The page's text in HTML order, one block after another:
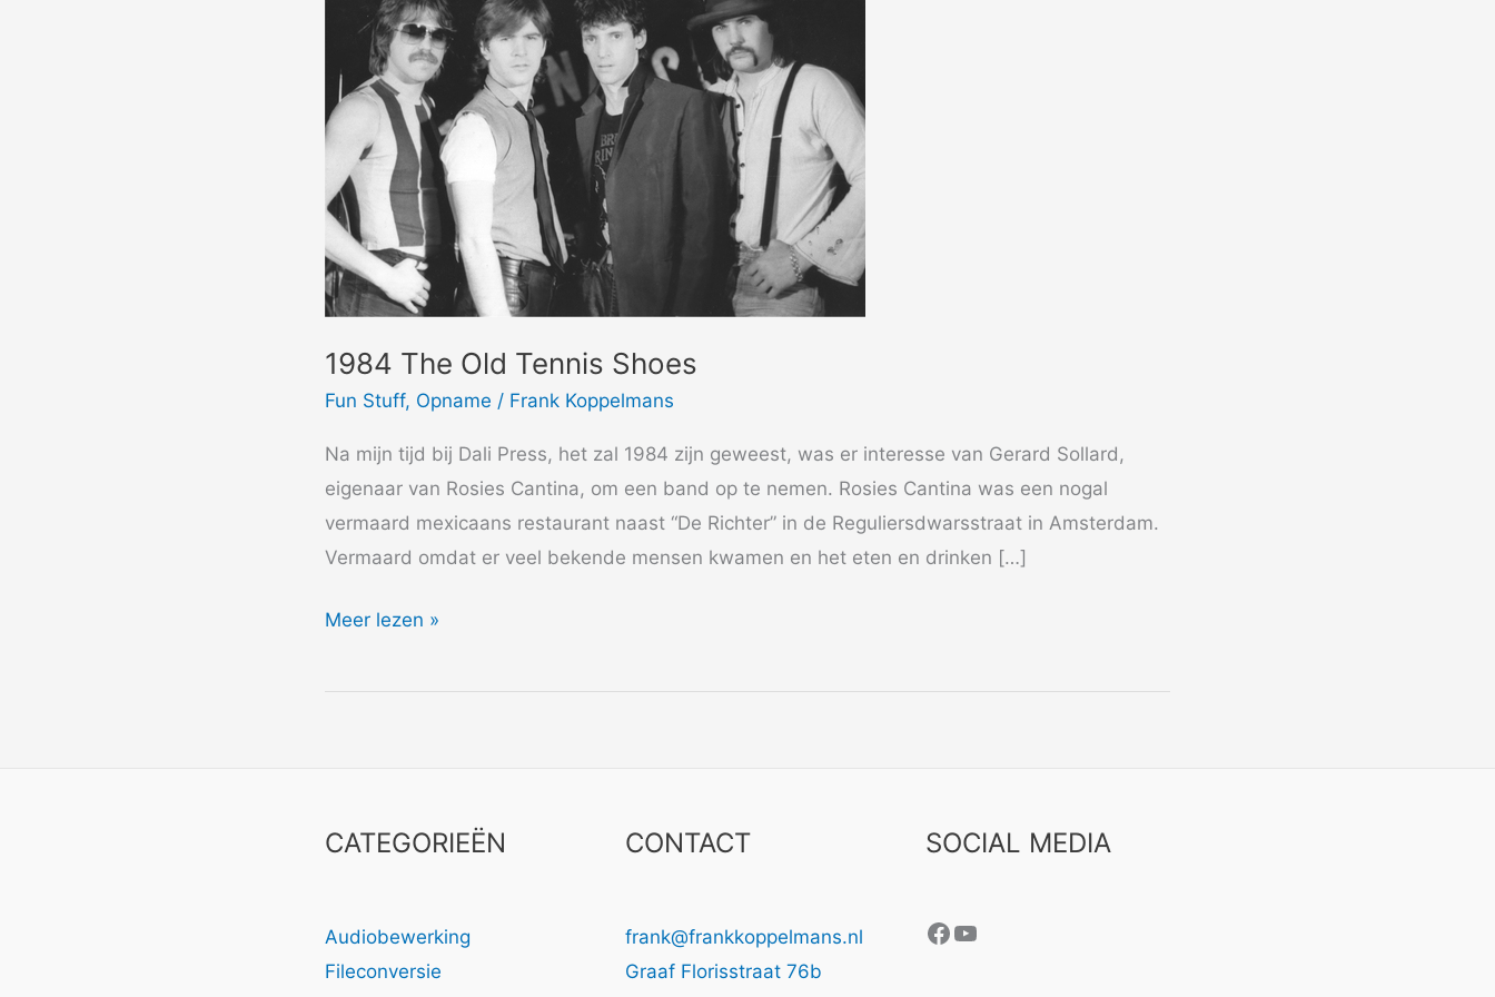
1984 The Old Tennis Shoes
Fun Stuff, Opname / Frank Koppelmans
Na mijn tijd bij Dali Press, het zal 1984 zijn geweest, was er interesse van Gerard Sollard,
eigenaar van Rosies Cantina, om een band op te nemen. Rosies Cantina was een nogal
vermaard mexicaans restaurant naast “De Richter” in de Reguliersdwarsstraat in Amsterdam.
Vermaard omdat er veel bekende mensen kwamen en het eten en drinken […]
1984
Old
Meer lezen »
CATEGORIEËN
Audiobewerking
Fileconversie
CONTACT
frank@frankkoppelmans.nl
Graaf Florisstraat 76b
SOCIAL MEDIA
Facebook
YouTube